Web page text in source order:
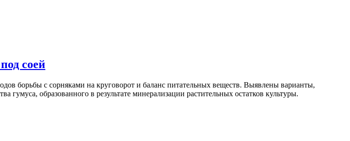
соей
борьбы с сорняками на круговорот и ба­ланс питательных веществ. Выявлены варианты,
образованного в результате минерализации растительных ос­татков культуры.